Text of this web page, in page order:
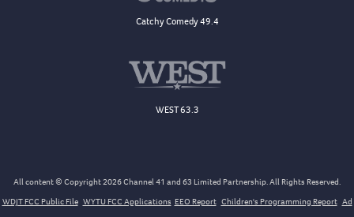
Catchy Comedy 49.4
WEST 63.3
All content © Copyright 2026 Channel 41 and 63 Limited Partnership. All Rights Reserved.
WDJT FCC Public File WYTU FCC Applications EEO Report Children's Programming Report Ad